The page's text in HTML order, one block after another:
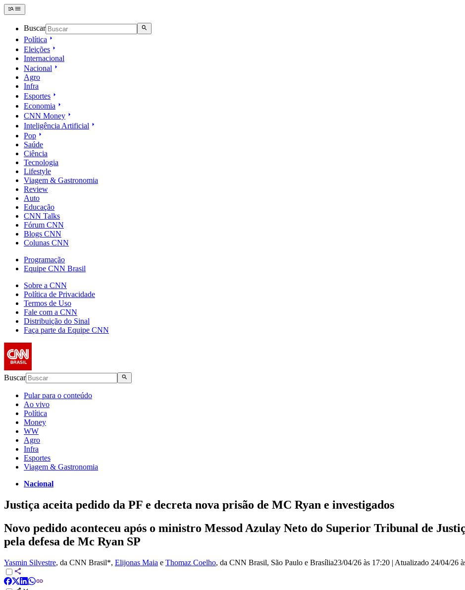
Buscar
Política
Eleições
Internacional
Nacional
Agro
Infra
Esportes
Economia
CNN Money
Inteligência Artificial
Pop
Saúde
Ciência
Tecnologia
Lifestyle
Viagem & Gastronomia
Review
Auto
Educação
CNN Talks
Fórum CNN
Blogs CNN
Colunas CNN
Programação
Equipe CNN Brasil
Sobre a CNN
Política de Privacidade
Termos de Uso
Fale com a CNN
Distribuição do Sinal
Faça parte da Equipe CNN
Buscar
Pular para o conteúdo
Ao vivo
Política
Money
WW
Agro
Infra
Esportes
Viagem & Gastronomia
Nacional
Justiça aceita pedido da PF e decreta nova prisão de MC Ryan e investigados
Novo pedido aconteceu após o ministro Messod Azulay Neto do Superior Tribunal de
pela defesa de Mc Ryan SP
Yasmin Silvestre, da CNN Brasil*, Elijonas Maia e Thomaz Coelho, da CNN Brasil, São Paulo e Brasília23/04/26 às 17:20 | Atualizado 24/04/26